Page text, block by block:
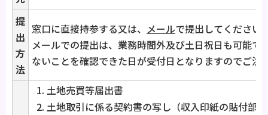
提
出
方
法
窓口に直接持参する又は、 メールで提出してください
メールでの提出は、業務時間外及び土日祝日も可能で
ないことを確認できた日が受付日となりますのでご注
土地売買等届出書
土地取引に係る契約書の写し（収入印紙の貼付部